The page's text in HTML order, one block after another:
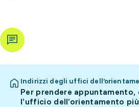
Indirizzi degli uffici
Per prendere
l’ufficio dell’orientamento